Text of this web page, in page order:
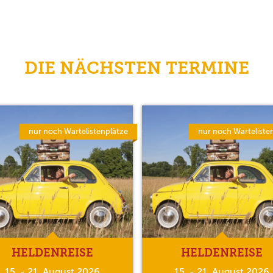
DIE NÄCHSTEN TERMINE
nur noch Wartelistenplätze
HELDENREISE
nur noch
HELDENREISE